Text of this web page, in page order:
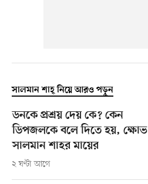
সালমান শাহ্ নিয়ে আরও পড়ুন
ডনকে প্রশ্রয় দেয় কে? কেন
ডিপজলকে বলে দিতে হয়, ক্ষোভ
সালমান শাহর মায়ের
২ ঘণ্টা আগে